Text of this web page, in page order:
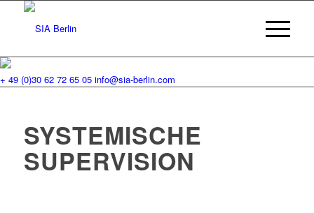
+ 49 (0)30 62 72 65 05 info@sia-berlin.com
SYSTEMISCHE
SUPERVISION